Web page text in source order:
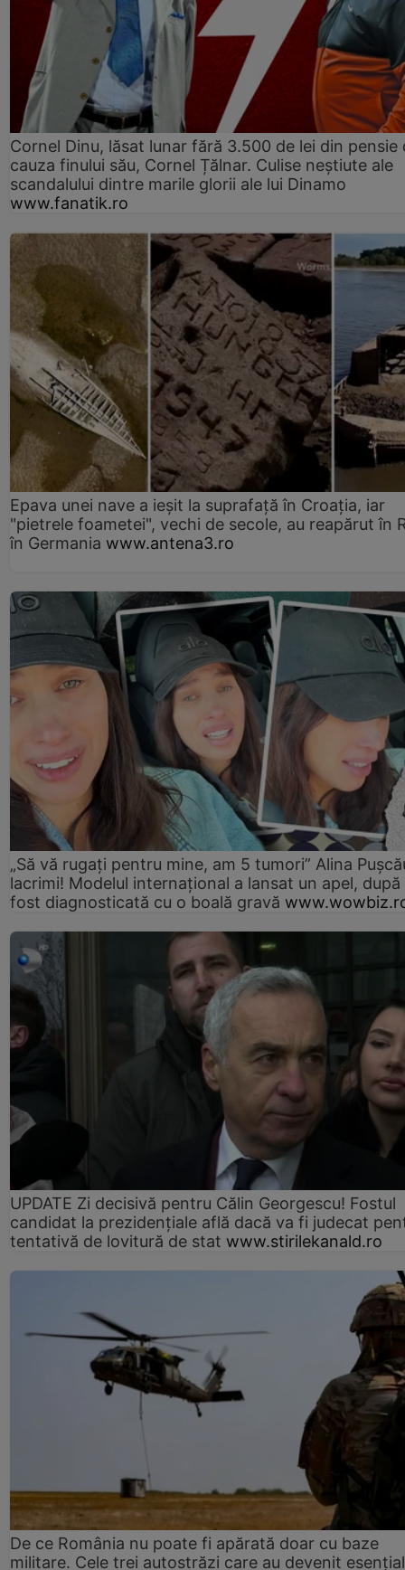
Cornel Dinu, lăsat lunar fără 3.500 de lei din pensie
cauza finului său, Cornel Țălnar. Culise neștiute ale
scandalului dintre marile glorii ale lui Dinamo
www.fanatik.ro
Epava unei nave a ieșit la suprafață în Croația, iar
"pietrele foametei", vechi de secole, au reapărut în
în Germania www.antena3.ro
„Să vă rugați pentru mine, am 5 tumori” Alina
lacrimi! Modelul internațional a lansat un apel, după
fost diagnosticată cu o boală gravă
UPDATE Zi decisivă pentru Călin Georgescu! Fostul
candidat la prezidențiale află dacă va fi judecat
tentativă de lovitură de stat www.stirilekanald.ro
De ce România nu poate fi apărată doar cu baze
militare. Cele trei autostrăzi care au devenit